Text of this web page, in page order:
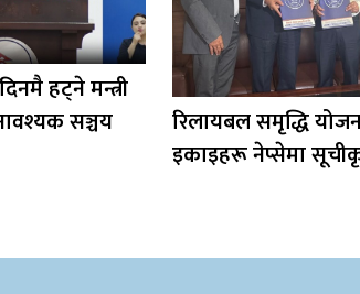
हट्ने मन्त्री
सञ्चय
रिलायबल समृद्धि
इकाइहरू नेप्सेमा